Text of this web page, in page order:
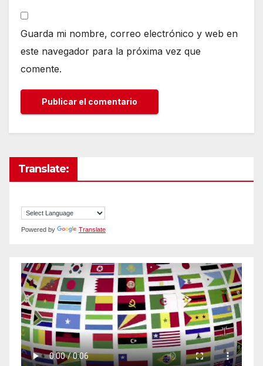
Guarda mi nombre, correo electrónico y web en
este navegador para la próxima vez que
comente.
Translate:
Powered by Translate